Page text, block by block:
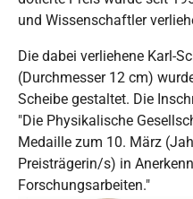
und Wissenschaftler
Die dabei verliehene Karl-
(Durchmesser 12 cm)
Scheibe gestaltet. Die
"Die Physikalische
Medaille zum 10. März
Preisträgerin/s) in
Forschungsarbeiten."